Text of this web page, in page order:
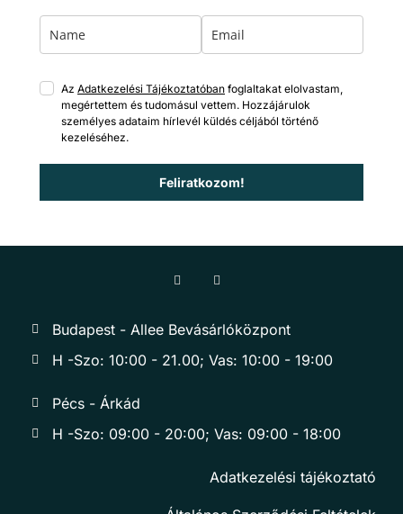
Az Adatkezelési Tájékoztatóban foglaltakat elolvastam,
megértettem és tudomásul vettem. Hozzájárulok
személyes adataim hírlevél küldés céljából történő
kezeléséhez.
Feliratkozom!
Budapest - Allee Bevásárlóközpont
H -Szo: 10:00 - 21.00; Vas: 10:00 - 19:00
Pécs - Árkád
H -Szo: 09:00 - 20:00; Vas: 09:00 - 18:00
Adatkezelési tájékoztató